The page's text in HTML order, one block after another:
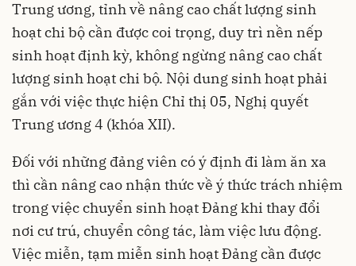
Trung ương, tỉnh về nâng cao chất lượng sinh
hoạt chi bộ cần được coi trọng, duy trì nền nếp
sinh hoạt định kỳ, không ngừng nâng cao chất
lượng sinh hoạt chi bộ. Nội dung sinh hoạt phải
gắn với việc thực hiện Chỉ thị 05, Nghị quyết
Trung ương 4 (khóa XII).
Đối với những đảng viên có ý định đi làm ăn xa
thì cần nâng cao nhận thức về ý thức trách nhiệm
trong việc chuyển sinh hoạt Đảng khi thay đổi
nơi cư trú, chuyển công tác, làm việc lưu động.
Việc miễn, tạm miễn sinh hoạt Đảng cần được